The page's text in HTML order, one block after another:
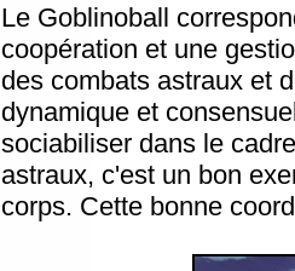
Le Goblinoball
coopération et une
des combats astraux et
dynamique et
sociabiliser dans le
astraux, c'est un bon
corps. Cette bonne